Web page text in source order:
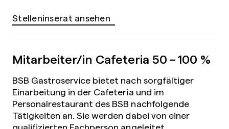
Stelleninserat ansehen
Mitarbeiter/in Cafeteria 50 – 100 %
BSB Gastroservice bietet nach sorgfältiger
Einarbeitung in der Cafeteria und im
Personalrestaurant des BSB nachfolgende
Tätigkeiten an. Sie werden dabei von einer